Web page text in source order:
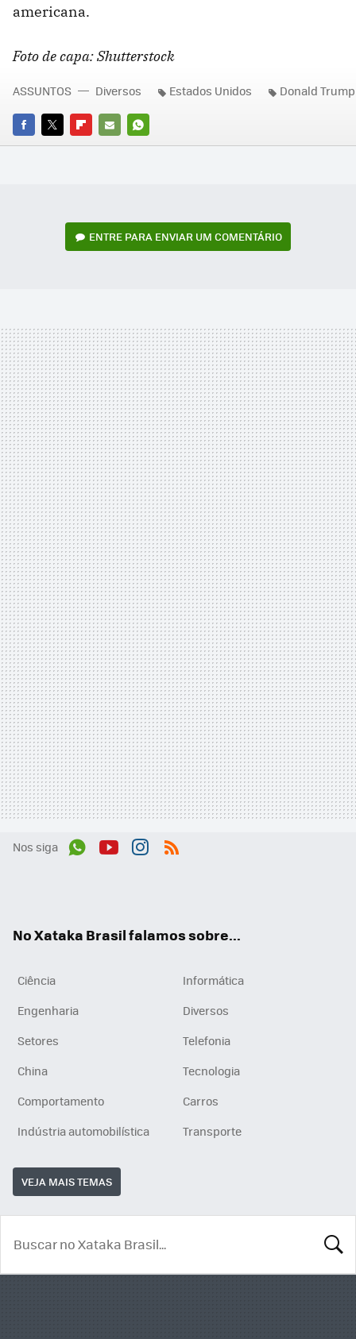
americana.
Foto de capa: Shutterstock
FACEBOOK
TWITTERFLIPBOARD
E-
WHATSAPP
ASSUNTOS Diversos Estados Unidos Donald Trump
ENTRE PARA ENVIAR UM COMENTÁRIO
Nos siga
No Xataka Brasil falamos sobre...
Ciência
Informática
Engenharia
Diversos
Setores
Telefonia
China
Tecnologia
Comportamento
Carros
Indústria automobilística
Transporte
VEJA MAIS TEMAS